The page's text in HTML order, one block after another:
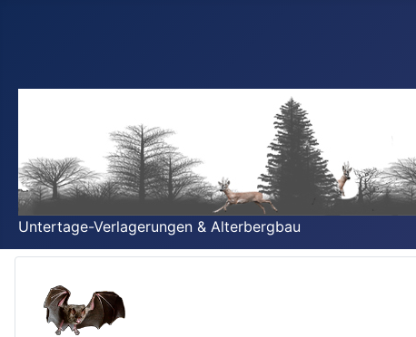
Untertage-Verlagerungen & Alterbergbau